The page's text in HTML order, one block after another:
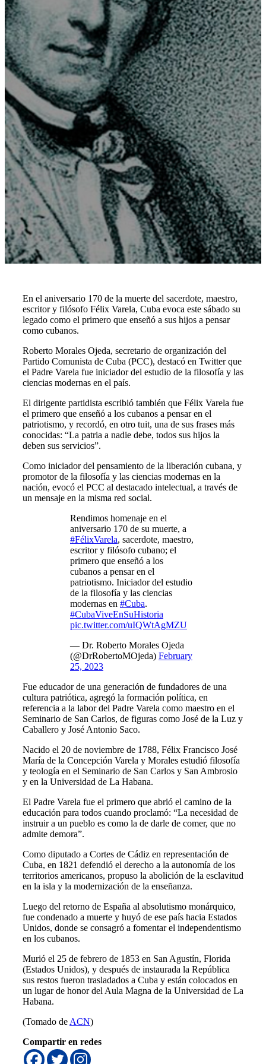
En el aniversario 170 de la muerte del sacerdote, maestro,
escritor y filósofo Félix Varela, Cuba evoca este sábado su
legado como el primero que enseñó a sus hijos a pensar
como cubanos.
Roberto Morales Ojeda, secretario de organización del
Partido Comunista de Cuba (PCC), destacó en Twitter que
el Padre Varela fue iniciador del estudio de la filosofía y las
ciencias modernas en el país.
El dirigente partidista escribió también que Félix Varela fue
el primero que enseñó a los cubanos a pensar en el
patriotismo, y recordó, en otro tuit, una de sus frases más
conocidas: “La patria a nadie debe, todos sus hijos la
deben sus servicios”.
Como iniciador del pensamiento de la liberación cubana, y
promotor de la filosofía y las ciencias modernas en la
nación, evocó el PCC al destacado intelectual, a través de
un mensaje en la misma red social.
Rendimos homenaje en el
aniversario 170 de su muerte, a
#FélixVarela, sacerdote, maestro,
escritor y filósofo cubano; el
primero que enseñó a los
cubanos a pensar en el
patriotismo. Iniciador del estudio
de la filosofía y las ciencias
modernas en #Cuba.
#CubaViveEnSuHistoria
pic.twitter.com/uIQWtAgMZU
— Dr. Roberto Morales Ojeda
(@DrRobertoMOjeda) February
25, 2023
Fue educador de una generación de fundadores de una
cultura patriótica, agregó la formación política, en
referencia a la labor del Padre Varela como maestro en el
Seminario de San Carlos, de figuras como José de la Luz y
Caballero y José Antonio Saco.
Nacido el 20 de noviembre de 1788, Félix Francisco José
María de la Concepción Varela y Morales estudió filosofía
y teología en el Seminario de San Carlos y San Ambrosio
y en la Universidad de La Habana.
El Padre Varela fue el primero que abrió el camino de la
educación para todos cuando proclamó: “La necesidad de
instruir a un pueblo es como la de darle de comer, que no
admite demora”.
Como diputado a Cortes de Cádiz en representación de
Cuba, en 1821 defendió el derecho a la autonomía de los
territorios americanos, propuso la abolición de la esclavitud
en la isla y la modernización de la enseñanza.
Luego del retorno de España al absolutismo monárquico,
fue condenado a muerte y huyó de ese país hacia Estados
Unidos, donde se consagró a fomentar el independentismo
en los cubanos.
Murió el 25 de febrero de 1853 en San Agustín, Florida
(Estados Unidos), y después de instaurada la República
sus restos fueron trasladados a Cuba y están colocados en
un lugar de honor del Aula Magna de la Universidad de La
Habana.
(Tomado de ACN)
Compartir en redes